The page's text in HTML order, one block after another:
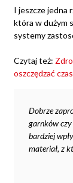
I jeszcze jedna
która w dużym
systemy
Czytaj też:
oszczędzać
Dobrze
garnków
bardziej
materiał, z